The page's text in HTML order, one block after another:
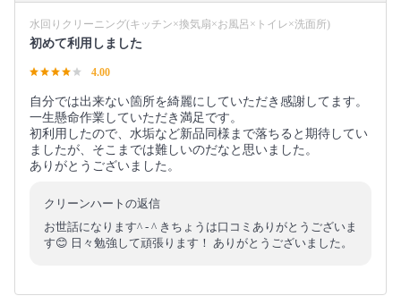
水回りクリーニング(キッチン×換気扇×お風呂×トイレ×洗面所)
初めて利用しました
4.00
自分では出来ない箇所を綺麗にしていただき感謝してます。
一生懸命作業していただき満足です。
初利用したので、水垢など新品同様まで落ちると期待してい
ましたが、そこまでは難しいのだなと思いました。
ありがとうございました。
クリーンハートの返信
お世話になります^ - ^ きちょうは口コミありがとうございま
す😊 日々勉強して頑張ります！ ありがとうございました。